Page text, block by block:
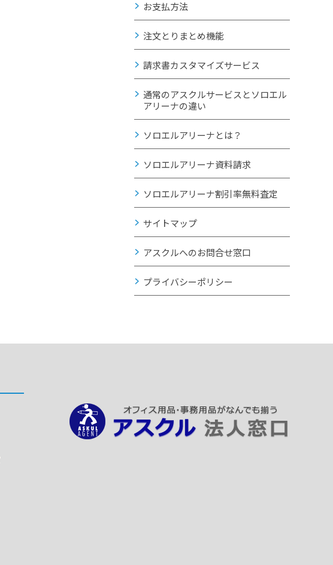
お支払方法
注文とりまとめ機能
請求書カスタマイズサービス
通常のアスクルサービスとソロエル
アリーナの違い
ソロエルアリーナとは？
ソロエルアリーナ資料請求
ソロエルアリーナ割引率無料査定
サイトマップ
アスクルへのお問合せ窓口
プライバシーポリシー